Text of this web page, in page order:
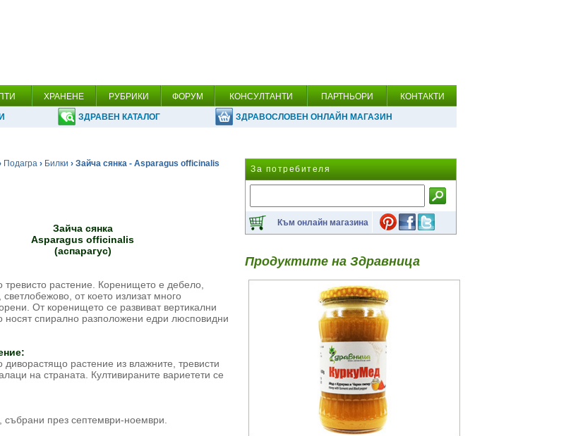
ХРАНЕНЕ РУБРИКИ ФОРУМ КОНСУЛТАНТИ ПАРТНЬОРИ КОНТАКТИ
ЗДРАВЕН КАТАЛОГ ЗДРАВОСЛОВЕН ОНЛАЙН МАГАЗИН
Подагра › Билки › Зайча сянка - Asparagus officinalis
Зайча сянка
Asparagus officinalis
(аспарагус)
тревисто растение. Коренището е дебело,
светлобежово, от което излизат много
От коренището се развиват вертикални
носят спирално разположени едри люсповидни
растение из влажните, тревисти
на страната. Култивираните вариетети се
през септември-ноември.
За потребителя
Към онлайн магазина
Продуктите на Здравница